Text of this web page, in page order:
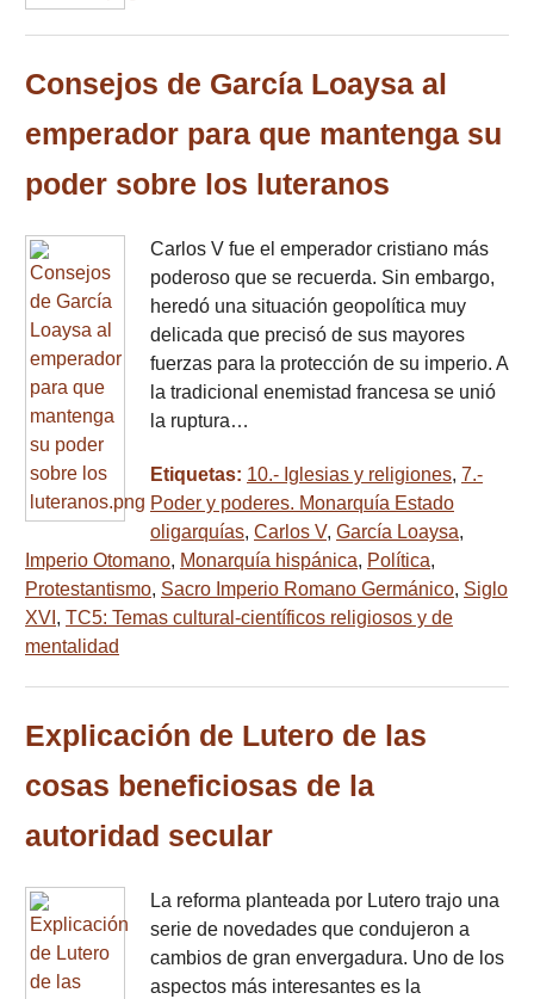
Consejos de García Loaysa al
emperador para que mantenga su
poder sobre los luteranos
Carlos V fue el emperador cristiano más
poderoso que se recuerda. Sin embargo,
heredó una situación geopolítica muy
delicada que precisó de sus mayores
fuerzas para la protección de su imperio. A
la tradicional enemistad francesa se unió
la ruptura…
Etiquetas: 10.- Iglesias y religiones, 7.-
Poder y poderes. Monarquía Estado
oligarquías, Carlos V, García Loaysa,
Imperio Otomano, Monarquía hispánica, Política,
Protestantismo, Sacro Imperio Romano Germánico, Siglo
XVI , TC5: Temas cultural-científicos religiosos y de
mentalidad
Explicación de Lutero de las
cosas beneficiosas de la
autoridad secular
La reforma planteada por Lutero trajo una
serie de novedades que condujeron a
cambios de gran envergadura. Uno de los
aspectos más interesantes es la